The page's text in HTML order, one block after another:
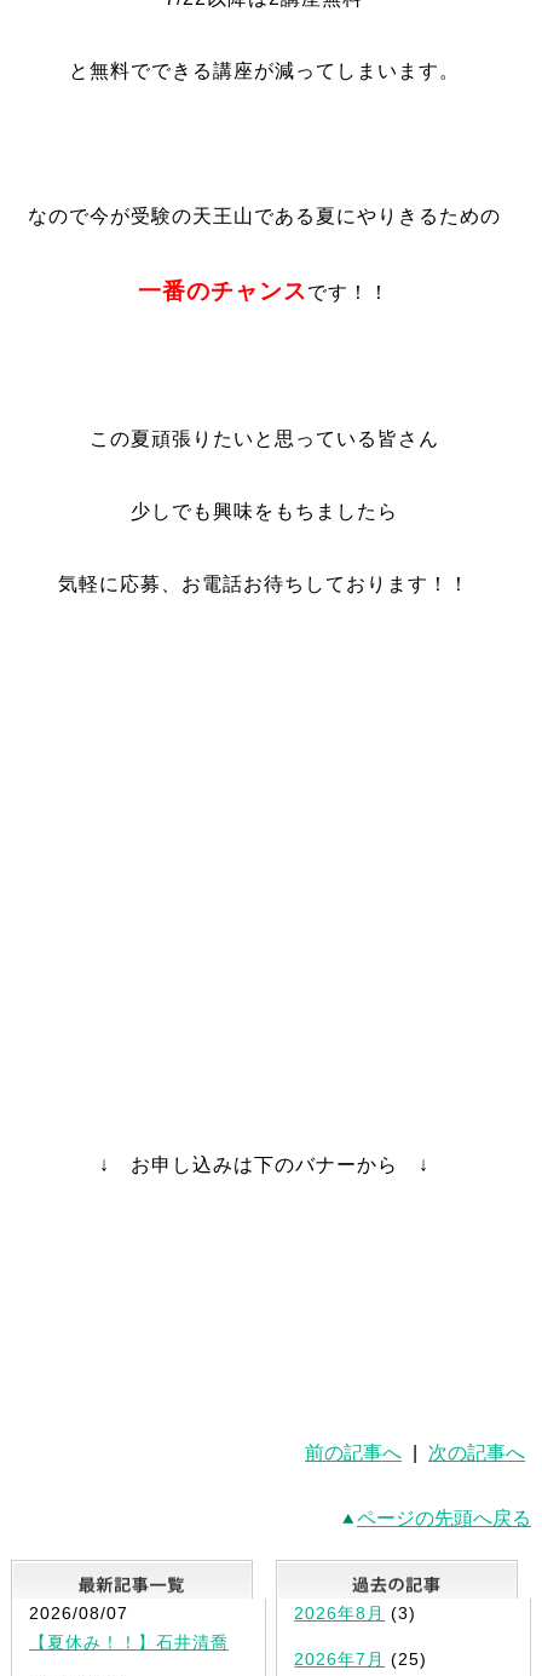
と無料でできる講座が減ってしまいます。
なので今が受験の天王山である夏にやりきるための
一番のチャンス です！！
この夏頑張りたいと思っている皆さん
少しでも興味をもちましたら
気軽に応募、お電話お待ちしております！！
↓ お申し込みは下のバナーから ↓
前の記事へ 次の記事へ
ページの先頭へ戻る
最新記事一覧
2026/08/07
【夏休み！！】石井清喬
2026年8月 (3)
2026年7月 (25)